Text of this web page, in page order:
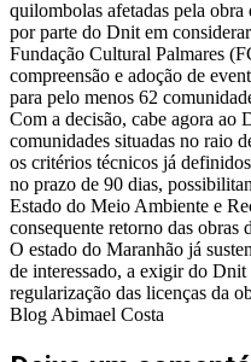
quilombolas afetadas pela
por parte do Dnit em
Fundação Cultural Palmares
compreensão e adoção de
para pelo menos 62
Com a decisão, cabe agora ao
comunidades situadas no raio
os critérios técnicos já
no prazo de 90 dias,
Estado do Meio Ambiente e
consequente retorno das obras
O estado do Maranhão já
de interessado, a exigir do Dnit
regularização das licenças da
Blog Abimael Costa